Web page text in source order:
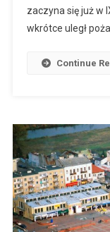
zaczyna się już w
wkrótce uległ
Continue